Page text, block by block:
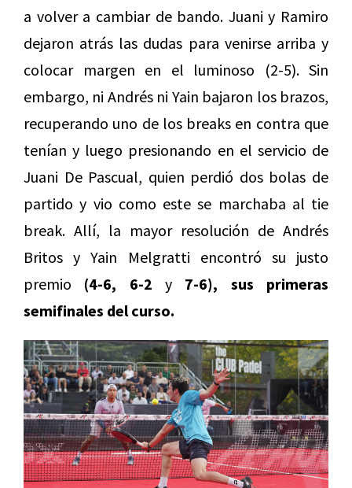
a volver a cambiar de bando. Juani y Ramiro
dejaron atrás las dudas para venirse arriba y
colocar margen en el luminoso (2-5). Sin
embargo, ni Andrés ni Yain bajaron los brazos,
recuperando uno de los breaks en contra que
tenían y luego presionando en el servicio de
Juani De Pascual, quien perdió dos bolas de
partido y vio como este se marchaba al tie
break. Allí, la mayor resolución de Andrés
Britos y Yain Melgratti encontró su justo
premio (4-6, 6-2 y 7-6), sus primeras
semifinales del curso.